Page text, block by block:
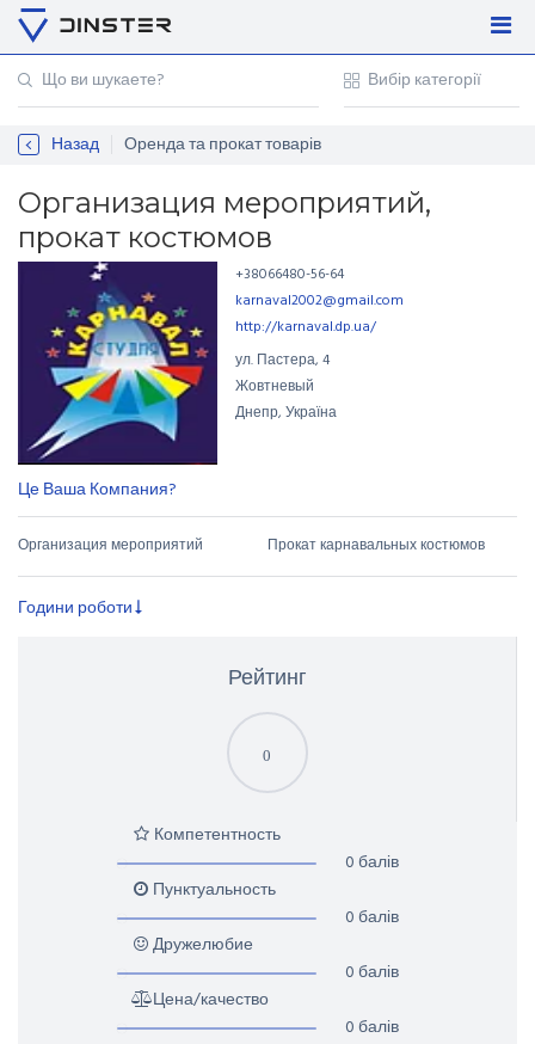
Регістрація
Контакти
Для підприємців
Назад Оренда та прокат товарів
Организация мероприятий,
прокат костюмов
Це Ваша Компания?
Организация мероприятий Прокат карнавальных костюмов
+38066480-56-64
karnaval2002@gmail.com
http://karnaval.dp.ua/
ул. Пастера,4
Жовтневый
Днепр, Україна
Години роботи
Рейтинг
0
Компетентность
0 балів
Пунктуальность
0 балів
Дружелюбие
0 балів
Цена/качество
0 балів